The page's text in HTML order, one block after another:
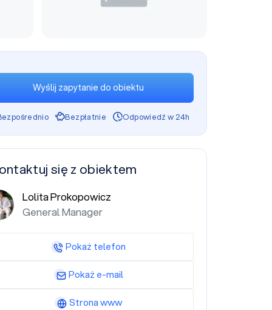
Wyślij zapytanie do obiektu
Bezpłatnie Odpowiedź w 24h
się z obiektem
Lolita Prokopowicz
General Manager
Pokaż telefon
Pokaż e-mail
Strona www